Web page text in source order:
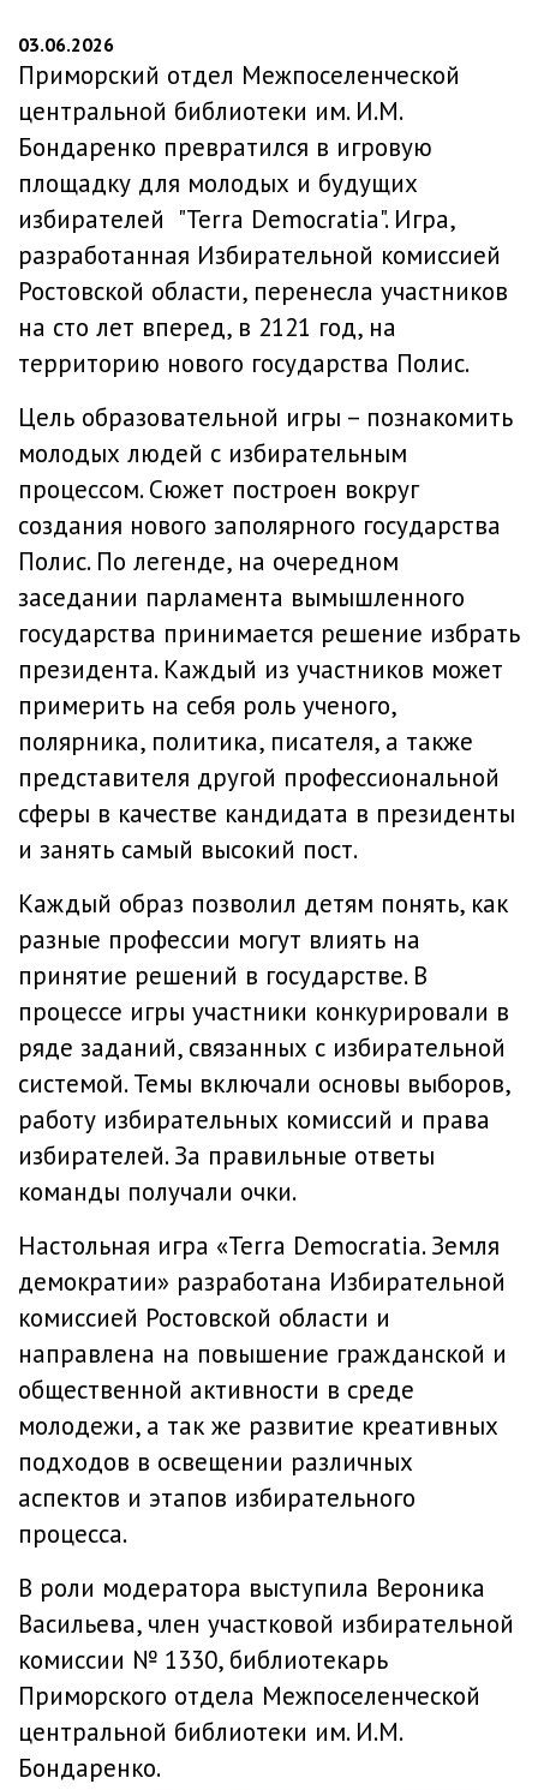
03.06.2026
Приморский отдел Межпоселенческой
центральной библиотеки им. И.М.
Бондаренко превратился в игровую
площадку для молодых и будущих
избирателей "Terra Democratia". Игра,
разработанная Избирательной комиссией
Ростовской области, перенесла участников
на сто лет вперед, в 2121 год, на
территорию нового государства Полис.
Цель образовательной игры – познакомить
молодых людей с избирательным
процессом. Сюжет построен вокруг
создания нового заполярного государства
Полис. По легенде, на очередном
заседании парламента вымышленного
государства принимается решение избрать
президента. Каждый из участников может
примерить на себя роль ученого,
полярника, политика, писателя, а также
представителя другой профессиональной
сферы в качестве кандидата в президенты
и занять самый высокий пост.
Каждый образ позволил детям понять, как
разные профессии могут влиять на
принятие решений в государстве. В
процессе игры участники конкурировали в
ряде заданий, связанных с избирательной
системой. Темы включали основы выборов,
работу избирательных комиссий и права
избирателей. За правильные ответы
команды получали очки.
Настольная игра «Terra Democratia. Земля
демократии» разработана Избирательной
комиссией Ростовской области и
направлена на повышение гражданской и
общественной активности в среде
молодежи, а так же развитие креативных
подходов в освещении различных
аспектов и этапов избирательного
процесса.
В роли модератора выступила Вероника
Васильева, член участковой избирательной
комиссии № 1330, библиотекарь
Приморского отдела Межпоселенческой
центральной библиотеки им. И.М.
Бондаренко.